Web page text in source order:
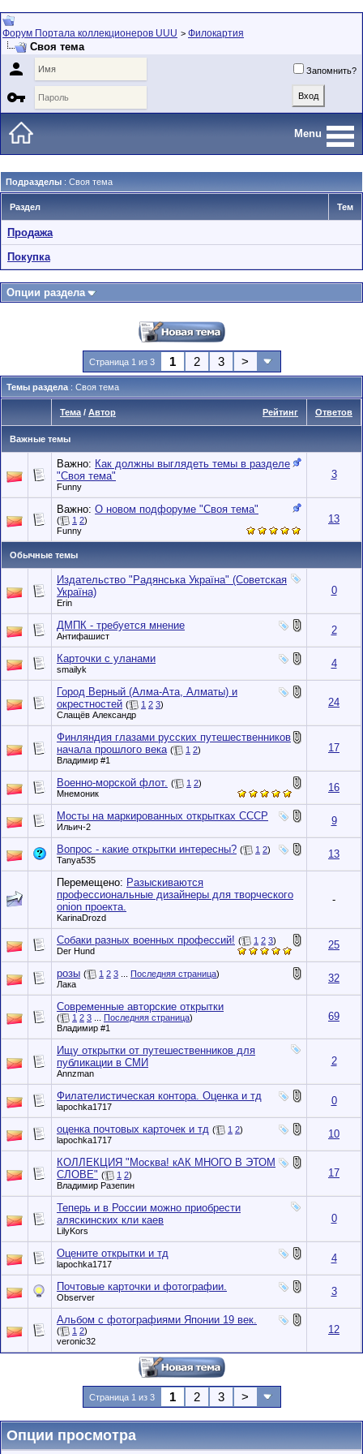
Форум Портала коллекционеров UUU > Филокартия
Своя тема
 Запомнить?

Menu
Подразделы : Своя тема
Раздел Тем
Продажа
Покупка
Опции раздела
Страница 1 из 3 1 2 3 >
Темы раздела : Своя тема
Рейтинг
Тема / Автор Ответов
Важные темы
Важно: Как должны выглядеть темы в разделе
"Своя тема"
Funny
3
Важно: О новом подфоруме "Своя тема"
( 1 2)
Funny
13
Обычные темы
Издательство "Радянська Україна" (Советская
Україна)
Erin
0
ДМПК - требуется мнение
Антифашист 2
Карточки с уланами
smailyk 4
Город Верный (Алма-Ата, Алматы) и
окрестностей ( 1 2 3)
Слащёв Александр
24
Финляндия глазами русских путешественников
начала прошлого века ( 1 2)
Влaдимир #1
17
Военно-морской флот. ( 1 2)
Мнемоник
16
Мосты на маркированных открытках СССР
Ильич-2 9
Вопрос - какие открытки интересны? ( 1 2)
Tanya535
13
Перемещено: Разыскиваются
профессиональные дизайнеры для творческого
onion проекта.
KarinaDrozd
-
Собаки разных военных профессий! ( 1 2 3)
Der Hund
25
розы ( 1 2 3 Последняя страница)
Лака
32
Современные авторские открытки
( 1 2 3 Последняя страница)
Влaдимир #1
69
Ищу открытки от путешественников для
публикации в СМИ
Annzman
2
Филателистическая контора. Оценка и тд
lapochka1717 0
оценка почтовых карточек и тд ( 1 2)
lapochka1717
10
КОЛЛЕКЦИЯ "Москва! кАК МНОГО В ЭТОМ
СЛОВЕ" ( 1 2)
Владимир Разепин
17
Теперь и в России можно приобрести
аляскинских кли каев
LilyKors
0
Оцените открытки и тд
lapochka1717 4
Почтовые карточки и фотографии.
Observer 3
Альбом с фотографиями Японии 19 век.
( 1 2)
veronic32
12
Страница 1 из 3 1 2 3 >
Опции просмотра